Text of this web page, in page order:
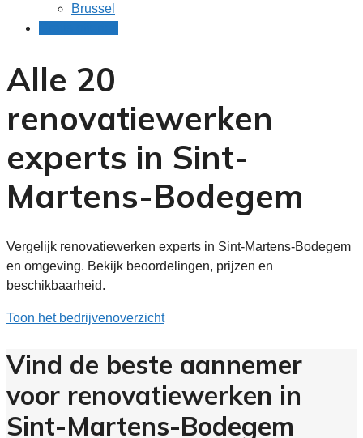
Brussel
Alle 20
renovatiewerken
experts in Sint-
Martens-Bodegem
Vergelijk renovatiewerken experts in Sint-Martens-Bodegem
en omgeving. Bekijk beoordelingen, prijzen en
beschikbaarheid.
Toon het bedrijvenoverzicht
Vind de beste aannemer
voor renovatiewerken in
Sint-Martens-Bodegem